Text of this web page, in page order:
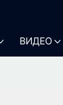
ВИДЕО